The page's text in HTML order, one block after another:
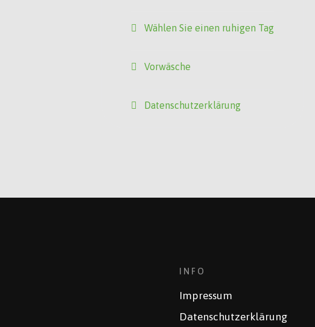
Wählen Sie einen ruhigen Tag
Vorwäsche
Datenschutzerklärung
INFO
Impressum
Datenschutzerklärung